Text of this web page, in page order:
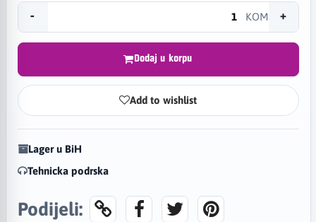
- KOM +
Dodaj u korpu
Add to wishlist
Lager u BiH
Tehnicka podrska
Podijeli: